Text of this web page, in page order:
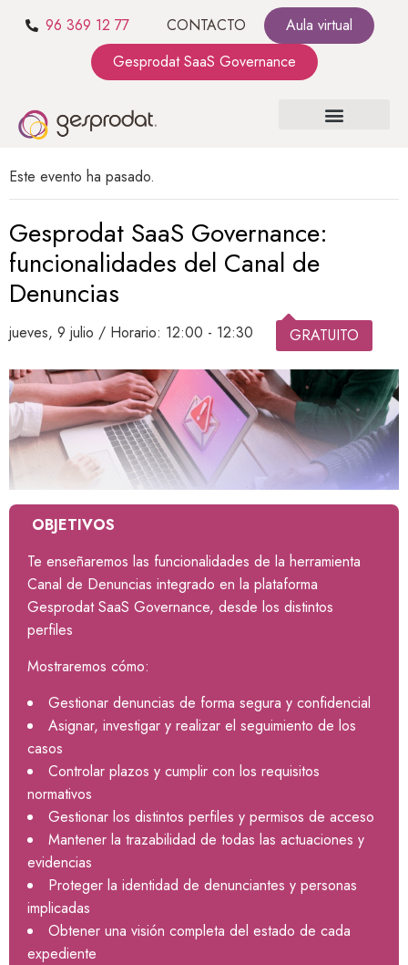
96 369 12 77 CONTACTO
Aula virtual
Gesprodat SaaS Governance
Este evento ha pasado.
Gesprodat SaaS Governance:
funcionalidades del Canal de
Denuncias
jueves, 9 julio / Horario: 12:00 - 12:30 GRATUITO
OBJETIVOS
Te enseñaremos las funcionalidades de la herramienta
Canal de Denuncias integrado en la plataforma
Gesprodat SaaS Governance, desde los distintos
perfiles
Mostraremos cómo:
Gestionar denuncias de forma segura y confidencial
Asignar, investigar y realizar el seguimiento de los
casos
Controlar plazos y cumplir con los requisitos
normativos
Gestionar los distintos perfiles y permisos de acceso
Mantener la trazabilidad de todas las actuaciones y
evidencias
Proteger la identidad de denunciantes y personas
implicadas
Obtener una visión completa del estado de cada
expediente